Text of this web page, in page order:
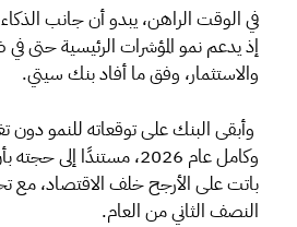
في الوقت الراهن، يبدو أن جانب
إذ يدعم نمو المؤشرات الرئيسية حتى
والاستثمار، وفق ما أفاد بنك سيتي.
وأبقى البنك على توقعاته للنمو دون
وكامل عام 2026، مستندًا
باتت على الأرجح خلف الاقتصاد، مع
النصف الثاني من العام.